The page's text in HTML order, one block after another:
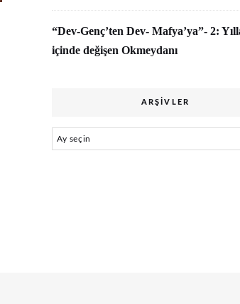
“Dev-Genç’ten Dev- Mafya’ya”- 2:
içinde değişen Okmeydanı
ARŞIVLER
Arşivler